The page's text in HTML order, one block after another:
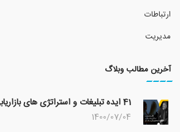
ارتباطات
مدیریت
آخرین مطالب وبلاگ
41 ایده تبلیغات و استراتژی های بازاریابی سالن زیبایی سال جاری
1400/07/04